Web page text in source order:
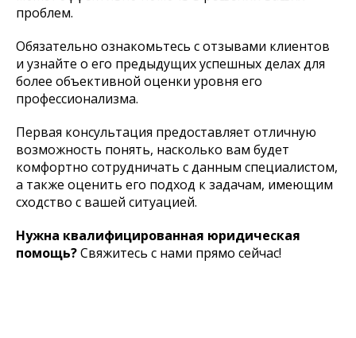
проблем.
Обязательно ознакомьтесь с отзывами клиентов
и узнайте о его предыдущих успешных делах для
более объективной оценки уровня его
профессионализма.
Первая консультация предоставляет отличную
возможность понять, насколько вам будет
комфортно сотрудничать с данным специалистом,
а также оценить его подход к задачам, имеющим
сходство с вашей ситуацией.
Нужна квалифицированная юридическая
помощь?Свяжитесь с нами прямо сейчас!